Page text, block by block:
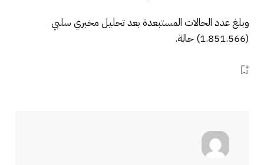
وبلغ عدد الحالات المستبعدة بعد تحليل مخبري سلبي
(1.851.566) حالة.